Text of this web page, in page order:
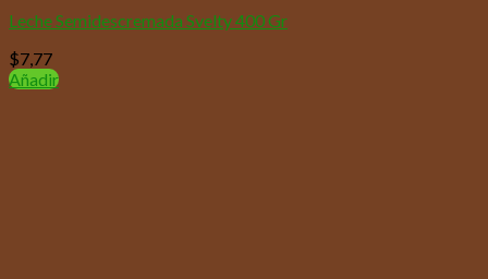
Leche Semidescremada Svelty 400 Gr
$7,77
Añadir